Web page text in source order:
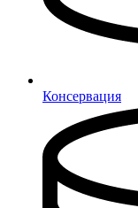
Консервация